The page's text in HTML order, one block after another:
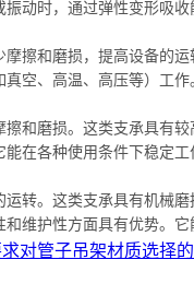
时，通过弹性变形吸收
和磨损，提高设备的运
、高温、高压等）工作
磨损。这类支承具有较
各种使用条件下稳定工
。这类支承具有机械磨
护性方面具有优势。它
对管子吊架材质选择